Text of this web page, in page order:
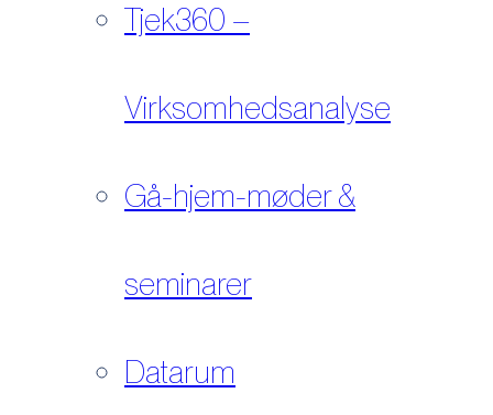
Tjek360 –
Virksomhedsanalyse
Gå-hjem-møder &
seminarer
Datarum